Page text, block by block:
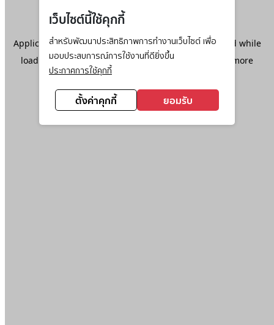
เว็บไซต์นี้ใช้คุกกี้
สำหรับพัฒนาประสิทธิภาพการทำงานเว็บไซต์ เพื่อ
มอบประสบการณ์การใช้งานที่ดียิ่งขึ้น
ประกาศการใช้คุกกี้
ตั้งค่าคุกกี้ ยอมรับ
Application error: aclient-side exception has occurred while
loadingwww.ktc.co.th(see the browser console
for more
information).